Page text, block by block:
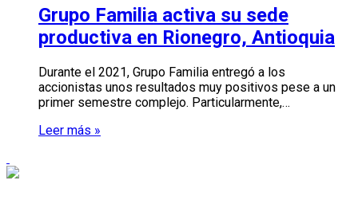
Grupo Familia activa su sede
productiva en Rionegro, Antioquia
Durante el 2021, Grupo Familia entregó a los
accionistas unos resultados muy positivos pese a un
primer semestre complejo. Particularmente,…
Leer más »